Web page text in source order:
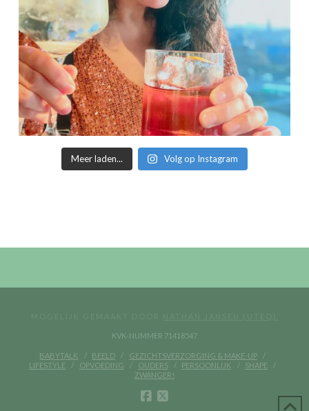
Meer laden... Volg op Instagram
KVK-NUMMER 71418547
BABYTALK BEELD
GEZICHTSVERZORGING & MAKE-UP
LIFESTYLE
OPVOEDING OUDERS PERSOONLIJK
SHAPE
ZWANGER!